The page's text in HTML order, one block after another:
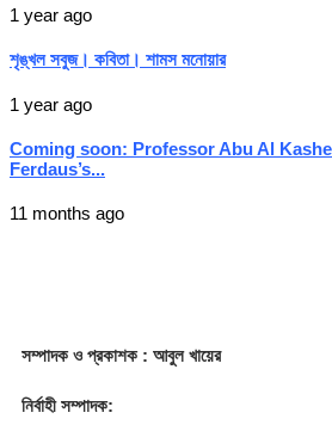
1 year ago
শৃঙ্খল সবুজ। কবিতা। শামস মনোয়ার
1 year ago
Coming soon: Professor Abu Al
Ferdaus’s...
11 months ago
সম্পাদকও প্রকাশক : আবুল খায়ের
নির্বাহী সম্পাদক: